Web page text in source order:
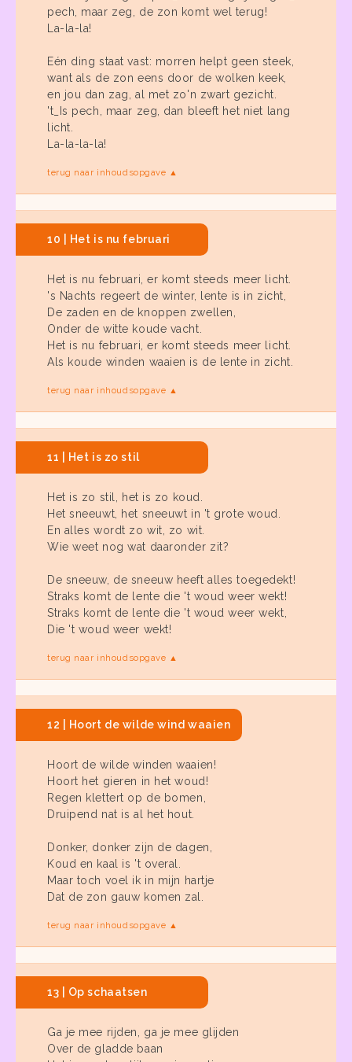
pech, maar zeg, de zon komt wel terug!
La-la-la!
Eén ding staat vast: morren helpt geen steek,
want als de zon eens door de wolken keek,
en jou dan zag, al met zo'n zwart gezicht.
't_Is pech, maar zeg, dan bleeft het niet lang
licht.
La-la-la-la!
terug naar inhoudsopgave ▲
10 | Het is nu februari
Het is nu februari, er komt steeds meer licht.
's Nachts regeert de winter, lente is in zicht,
De zaden en de knoppen zwellen,
Onder de witte koude vacht.
Het is nu februari, er komt steeds meer licht.
Als koude winden waaien is de lente in zicht.
terug naar inhoudsopgave ▲
11 | Het is zo stil
Het is zo stil, het is zo koud.
Het sneeuwt, het sneeuwt in 't grote woud.
En alles wordt zo wit, zo wit.
Wie weet nog wat daaronder zit?
De sneeuw, de sneeuw heeft alles toegedekt!
Straks komt de lente die 't woud weer wekt!
Straks komt de lente die 't woud weer wekt,
Die 't woud weer wekt!
terug naar inhoudsopgave ▲
12 | Hoort de wilde wind waaien
Hoort de wilde winden waaien!
Hoort het gieren in het woud!
Regen klettert op de bomen,
Druipend nat is al het hout.
Donker, donker zijn de dagen,
Koud en kaal is 't overal.
Maar toch voel ik in mijn hartje
Dat de zon gauw komen zal.
terug naar inhoudsopgave ▲
13 | Op schaatsen
Ga je mee rijden, ga je mee glijden
Over de gladde baan